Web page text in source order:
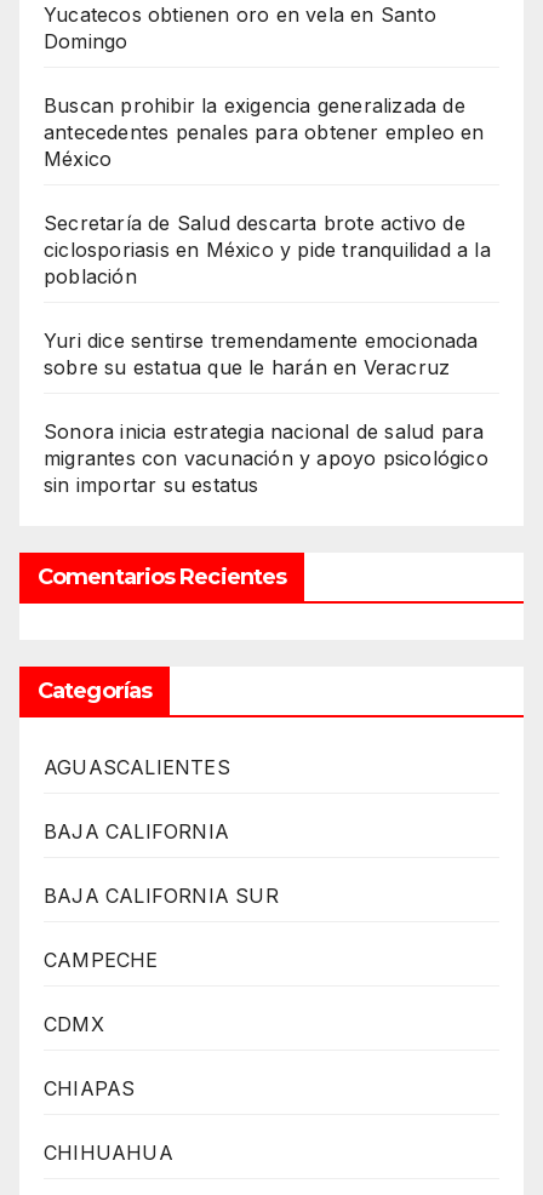
Yucatecos obtienen oro en vela en Santo
Domingo
Buscan prohibir la exigencia generalizada de
antecedentes penales para obtener empleo en
México
Secretaría de Salud descarta brote activo de
ciclosporiasis en México y pide tranquilidad a la
población
Yuri dice sentirse tremendamente emocionada
sobre su estatua que le harán en Veracruz
Sonora inicia estrategia nacional de salud para
migrantes con vacunación y apoyo psicológico
sin importar su estatus
Comentarios Recientes
Categorías
AGUASCALIENTES
BAJA CALIFORNIA
BAJA CALIFORNIA SUR
CAMPECHE
CDMX
CHIAPAS
CHIHUAHUA